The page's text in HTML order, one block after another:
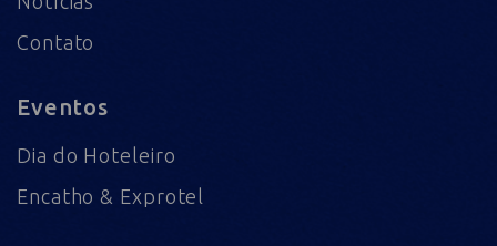
Contato
Eventos
Dia do Hoteleiro
Encatho & Exprotel